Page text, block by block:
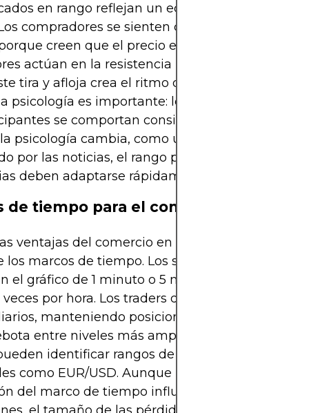
en rango reflejan un equilibrio entre el
compradores se sienten cómodos
creen que el precio está "barato",
actúan en la resistencia porque ven el precio
tira y afloja crea el ritmo que define el rango.
psicología es importante: los rangos funcionan
se comportan consistentemente en
psicología cambia, como un aumento del
por las noticias, el rango puede romperse y las
deben adaptarse rápidamente.
de tiempo para el comercio en rango
ventajas del comercio en rango es su
los marcos de tiempo. Los scalpers pueden
el gráfico de 1 minuto o 5 minutos, entrando y
por hora. Los traders de swing pueden
manteniendo posiciones durante días
entre niveles más amplios. Los traders de
identificar rangos de varios meses en
como EUR/USD. Aunque los principios son los
del marco de tiempo influye en la frecuencia